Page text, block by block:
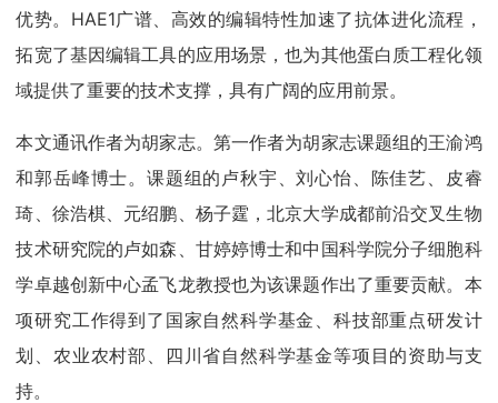
优势。HAE1广谱、高效的编辑特性加速了抗体进化流程，
拓宽了基因编辑工具的应用场景，也为其他蛋白质工程化领
域提供了重要的技术支撑，具有广阔的应用前景。
本文通讯作者为胡家志。第一作者为胡家志课题组的王渝鸿
和郭岳峰博士。课题组的卢秋宇、刘心怡、陈佳艺、皮睿
琦、徐浩棋、元绍鹏、杨子霆，北京大学成都前沿交叉生物
技术研究院的卢如森、甘婷婷博士和中国科学院分子细胞科
学卓越创新中心孟飞龙教授也为该课题作出了重要贡献。本
项研究工作得到了国家自然科学基金、科技部重点研发计
划、农业农村部、四川省自然科学基金等项目的资助与支
持。